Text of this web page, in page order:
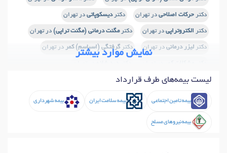
دکتر حرکات اصلاحی در تهران دکتردیسکوپاتی در تهران
دکتر الکتروتراپی در تهران دکترمگنت درمانی (مگنت تراپی) در تهران
دکتر لیزر درمانی در تهران دکتر گرفتگی (اسپاسم) کمر در تهران
دکترگودی کمردر تهران دکترآسیب های شانه
دکتر توانبخشی ورزشی در تهران
دکتر در تهران
نمایش موارد بیشتر
لیست بیمه‌های طرف قرارداد
بیمه تامین اجتماعی بیمه سلامت ایران بیمه شهرداری
بیمه نیروهای مسلح